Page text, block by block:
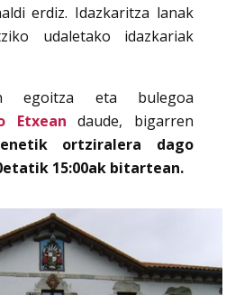
erdiz. Idazkaritza lanak
udaletako idazkariak
egoitza eta bulegoa
Etxean daude, bigarren
ortziralera dago
15:00ak bitartean.